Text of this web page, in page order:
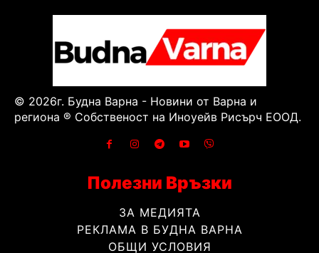
© 2026г. Будна Варна - Новини от Варна и
региона ® Собственост на Иноуейв Рисърч ЕООД.
Полезни Връзки
ЗА МЕДИЯТА
РЕКЛАМА В БУДНА ВАРНА
ОБЩИ УСЛОВИЯ